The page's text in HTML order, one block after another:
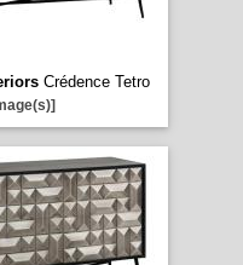
Crédence Tetro